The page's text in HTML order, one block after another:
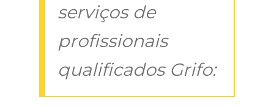
serviços de
profissionais
qualificados Grifo: